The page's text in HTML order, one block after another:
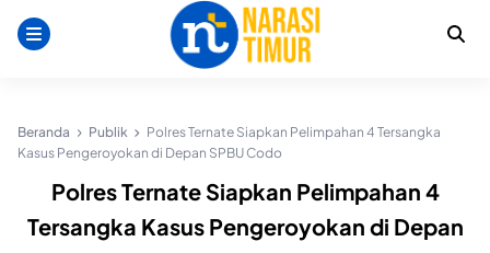
Beranda Publik
Polres Ternate Siapkan Pelimpahan 4 Tersangka
Kasus Pengeroyokan di Depan SPBU Codo
Polres Ternate Siapkan Pelimpahan 4
Tersangka Kasus Pengeroyokan di Depan